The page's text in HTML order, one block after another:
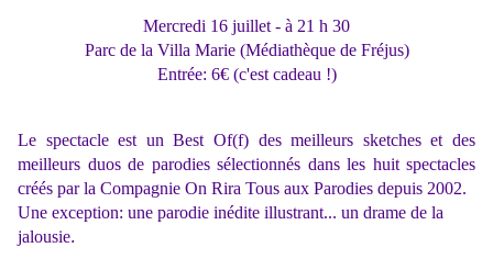
Mercredi 16 juillet - à 21 h 30
Parc de la Villa Marie (Médiathèque de Fréjus)
Entrée: 6€ (c'est cadeau !)
Le spectacle est un Best Of(f) des meilleurs sketches et des
meilleurs duos de parodies sélectionnés dans les huit spectacles
créés par la Compagnie On Rira Tous aux Parodies depuis 2002.
Une exception: une parodie inédite illustrant... un drame de la
jalousie.